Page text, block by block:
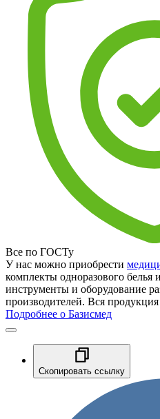
Все по ГОСТу
У нас можно приобрести
комплекты одноразового
инструменты и оборудование
производителей. Вся
Подробнее о Базисмед
Скопировать ссылку